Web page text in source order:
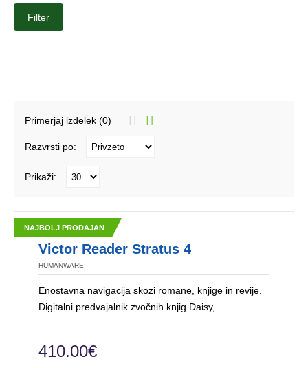
Filter
Primerjaj izdelek (0)
Razvrsti po:
Prikaži:
NAJBOLJ PRODAJAN
Victor Reader Stratus 4
HUMANWARE
Enostavna navigacija skozi romane, knjige in revije.
Digitalni predvajalnik zvočnih knjig Daisy, ..
410.00€